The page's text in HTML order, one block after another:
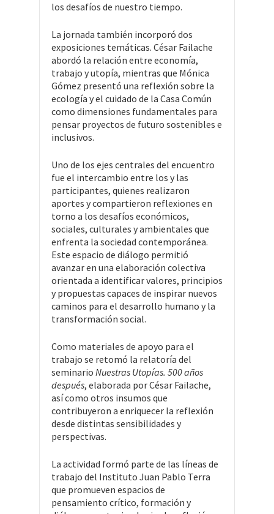
los desafíos de nuestro tiempo.
La jornada también incorporó dos
exposiciones temáticas. César Failache
abordó la relación entre economía,
trabajo y utopía, mientras que Mónica
Gómez presentó una reflexión sobre la
ecología y el cuidado de la Casa Común
como dimensiones fundamentales para
pensar proyectos de futuro sostenibles e
inclusivos.
Uno de los ejes centrales del encuentro
fue el intercambio entre los y las
participantes, quienes realizaron
aportes y compartieron reflexiones en
torno a los desafíos económicos,
sociales, culturales y ambientales que
enfrenta la sociedad contemporánea.
Este espacio de diálogo permitió
avanzar en una elaboración colectiva
orientada a identificar valores, principios
y propuestas capaces de inspirar nuevos
caminos para el desarrollo humano y la
transformación social.
Como materiales de apoyo para el
trabajo se retomó la relatoría del
seminario Nuestras Utopías. 500 años
después, elaborada por César Failache,
así como otros insumos que
contribuyeron a enriquecer la reflexión
desde distintas sensibilidades y
perspectivas.
La actividad formó parte de las líneas de
trabajo del Instituto Juan Pablo Terra
que promueven espacios de
pensamiento crítico, formación y